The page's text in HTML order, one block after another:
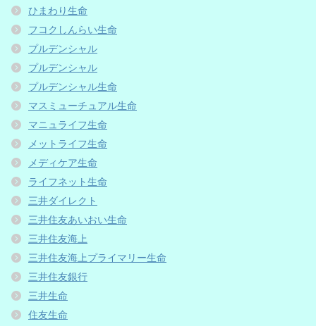
ひまわり生命
フコクしんらい生命
プルデンシャル
プルデンシャル
プルデンシャル生命
マスミューチュアル生命
マニュライフ生命
メットライフ生命
メディケア生命
ライフネット生命
三井ダイレクト
三井住友あいおい生命
三井住友海上
三井住友海上プライマリー生命
三井住友銀行
三井生命
住友生命